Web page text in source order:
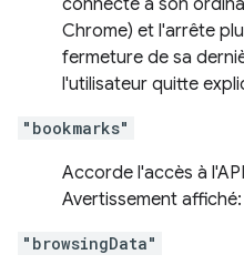
connecte à son
Chrome) et l'arrête
fermeture de sa
l'utilisateur quitte
"bookmarks"
Accorde l'accès à l'API
Avertissement affiché:
"browsingData"